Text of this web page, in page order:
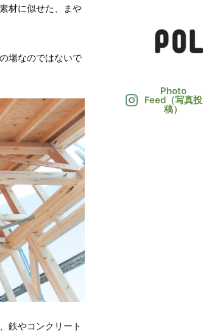
材に似せた、まや
場なのではないで
鉄やコンクリート
Photo
Feed（写真投
稿）